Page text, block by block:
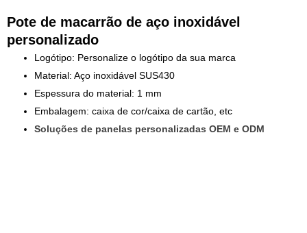
Pote de macarrão de aço inoxidável
personalizado
Logótipo: Personalize o logótipo da sua marca
Material: Aço inoxidável SUS430
Espessura do material: 1 mm
Embalagem: caixa de cor/caixa de cartão, etc
Soluções de panelas personalizadas OEM e ODM